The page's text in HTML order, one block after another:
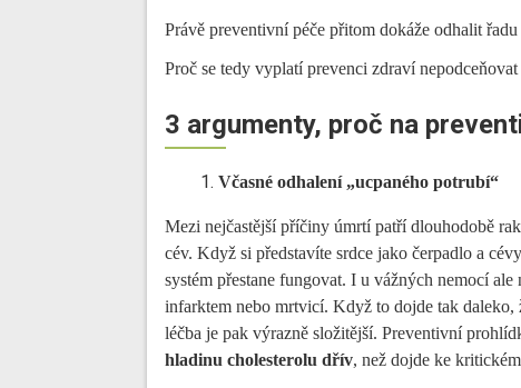
Právě preventivní péče přitom dokáže odhalit
Proč se tedy vyplatí prevenci zdraví
3 argumenty, proč na
Včasné odhalení „ucpaného potrubí“
Mezi nejčastější příčiny úmrtí patří dlouhodobě
cév. Když si představíte srdce jako čerpadlo a
systém přestane fungovat. I u vážných nemocí
infarktem nebo mrtvicí. Když to dojde tak
léčba je pak výrazně složitější. Preventivní
hladinu cholesterolu dřív, než dojde ke